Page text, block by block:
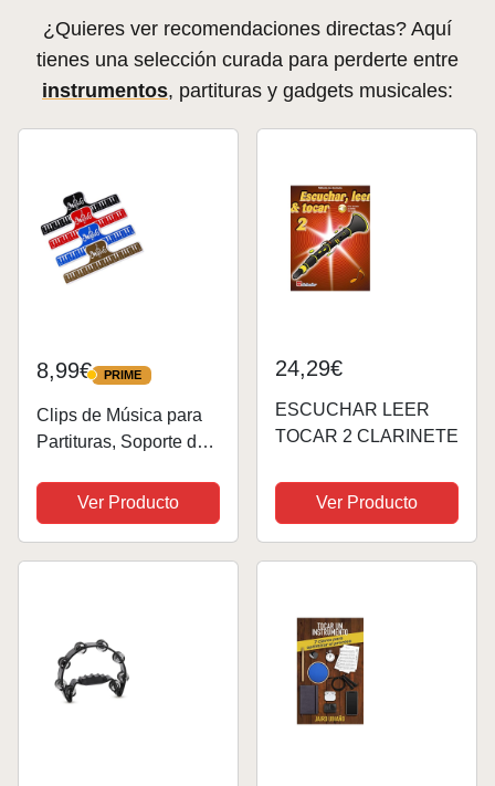
¿Quieres ver recomendaciones directas? Aquí
tienes una selección curada para perderte entre
instrumentos, partituras y gadgets musicales:
8,99€ PRIME
PRIME
Clips de Música para
Partituras, Soporte de
Guitarra, Violín, Tocar
Instrumentos,
Abrazaderas para
Ver Producto
24,29€
ESCUCHAR LEER
TOCAR 2 CLARINETE
Ver Producto